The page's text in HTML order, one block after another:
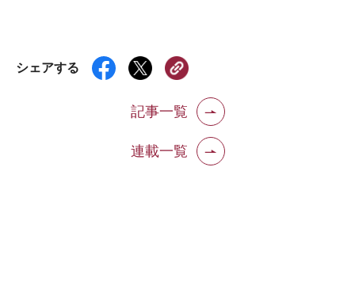
シェアする
記事一覧
連載一覧